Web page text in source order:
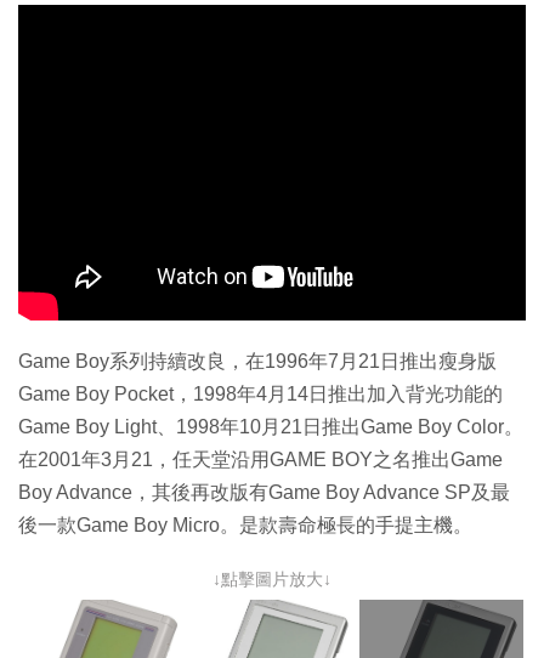
Game Boy系列持續改良，在1996年7月21日推出瘦身版
Game Boy Pocket，1998年4月14日推出加入背光功能的
Game Boy Light、1998年10月21日推出Game Boy Color。
在2001年3月21，任天堂沿用GAME BOY之名推出Game
Boy Advance，其後再改版有Game Boy Advance SP及最
後一款Game Boy Micro。是款壽命極長的手提主機。
↓點擊圖片放大↓